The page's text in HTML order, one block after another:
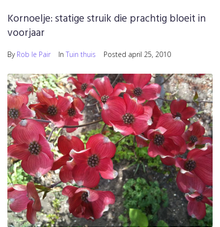
Kornoelje: statige struik die prachtig bloeit in
voorjaar
By Rob le Pair In Tuin thuis Posted april 25, 2010